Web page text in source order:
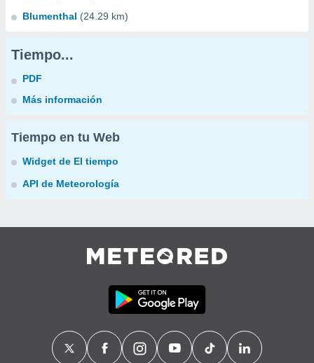
Blumenthal (24.29 km)
Tiempo...
PDF
Más información
Tiempo en tu Web
Widget de El tiempo
API de Meteorología